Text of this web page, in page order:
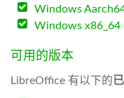
Windows
Windows x86_64
可用的版本
LibreOffice 有以下的